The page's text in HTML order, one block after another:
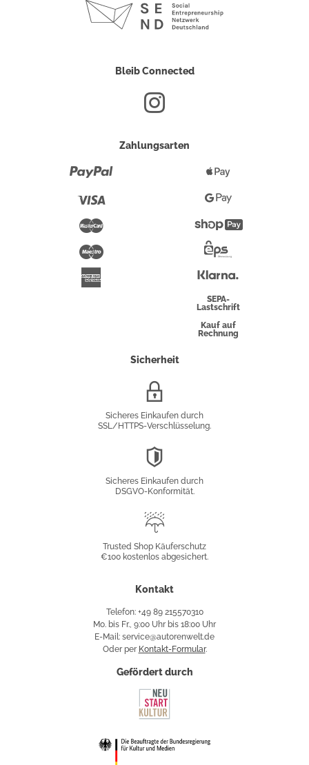
Bleib Connected
Zahlungsarten
Maestro
Pay
Google
Pay
Überweisung
SEPA-
Lastschrift
Kauf auf
Rechnung
Sicherheit
Sicheres Einkaufen durch
SSL/HTTPS-Verschlüsselung.
Sicheres Einkaufen durch
DSGVO-Konformität.
Käuferschutz
Trusted Shop Käuferschutz
€100 kostenlos abgesichert.
Kontakt
Telefon: +49 89 215570310
Mo. bis Fr., 9:00 Uhr bis 18:00 Uhr
E-Mail: service@autorenwelt.de
Oder per Kontakt-Formular.
Gefördert durch